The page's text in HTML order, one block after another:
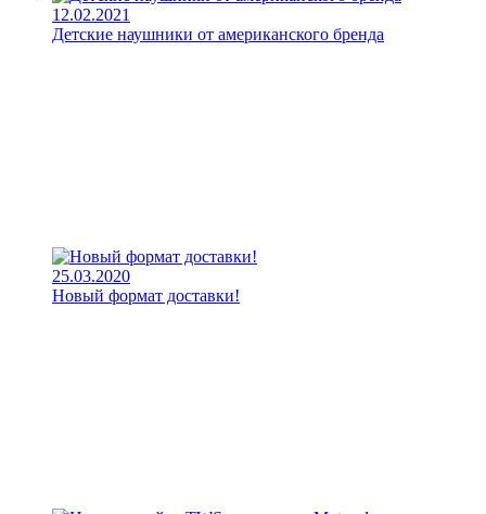
12.02.2021
Детские наушники от американского бренда
25.03.2020
Новый формат доставки!